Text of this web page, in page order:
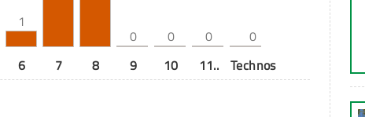
1
0 0 0
0
6 7 8 9 10 11.. Technos